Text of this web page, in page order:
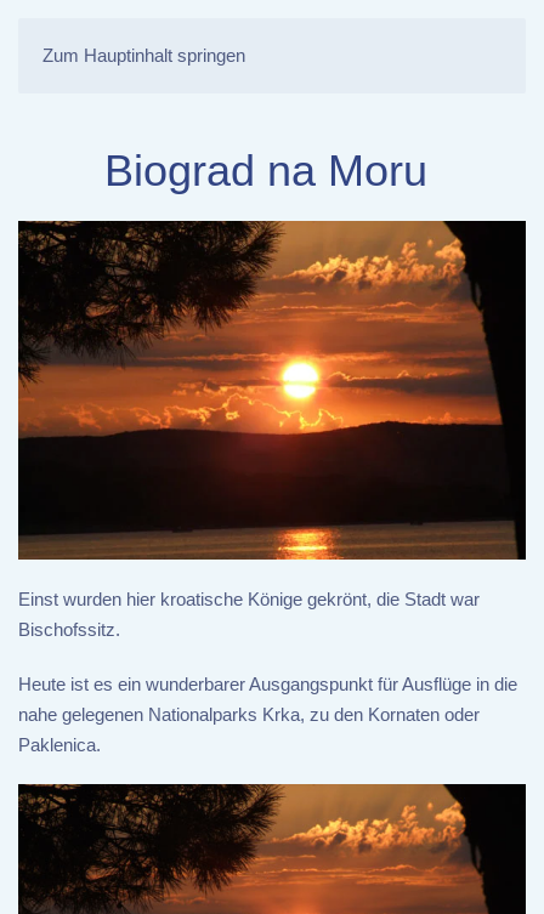
Zum Hauptinhalt springen
Biograd na Moru
Einst wurden hier kroatische Könige gekrönt, die Stadt war
Bischofssitz.
Heute ist es ein wunderbarer Ausgangspunkt für Ausflüge in die
nahe gelegenen Nationalparks Krka, zu den Kornaten oder
Paklenica.